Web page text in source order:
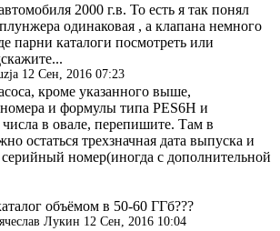
2000 г.в. То есть я так понял
одинаковая , а клапана немного
парни каталоги посмотреть или
12 Сен, 2016 07:23
кроме указанного выше,
и формулы типа PES6H и
числа в овале, перепишите. Там в
остаться трехзначная дата выпуска и
номер(иногда с дополнительной
объёмом в 50-60 ГГб???
Лукин 12 Сен, 2016 10:04